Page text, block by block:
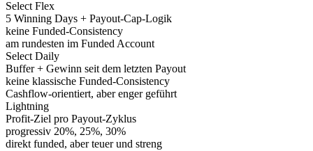
Select Flex
5 Winning Days + Payout-Cap-Logik
keine Funded-Consistency
am rundesten im Funded Account
Select Daily
Buffer + Gewinn seit dem letzten Payout
keine klassische Funded-Consistency
Cashflow-orientiert, aber enger geführt
Lightning
Profit-Ziel pro Payout-Zyklus
progressiv 20%, 25%, 30%
direkt funded, aber teuer und streng